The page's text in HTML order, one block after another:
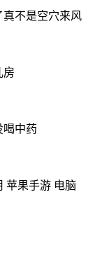
真不是空穴来风
房
喝中药
苹果手游 电脑